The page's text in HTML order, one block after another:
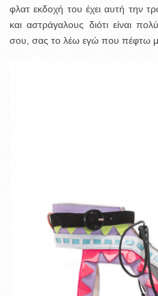
φλατ εκδοχή του έχει αυτή την
και αστράγαλους διότι είναι
σου, σας το λέω εγώ που πέφτω